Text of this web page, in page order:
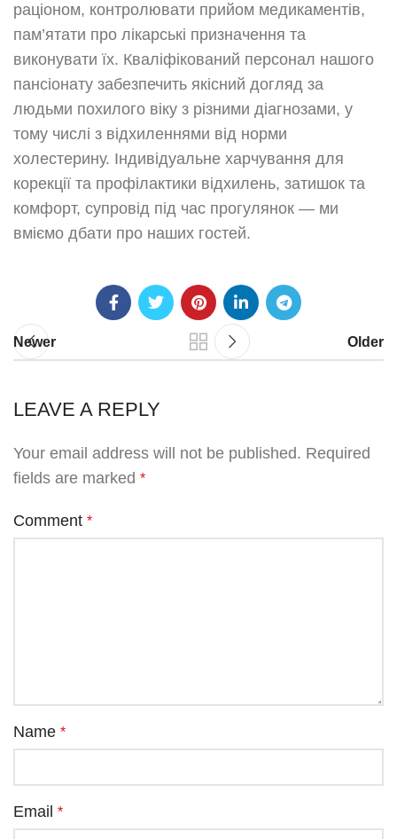
раціоном, контролювати прийом медикаментів,
пам’ятати про лікарські призначення та
виконувати їх. Кваліфікований персонал нашого
пансіонату забезпечить якісний догляд за
людьми похилого віку з різними діагнозами, у
тому числі з відхиленнями від норми
холестерину. Індивідуальне харчування для
корекції та профілактики відхилень, затишок та
комфорт, супровід під час прогулянок — ми
вміємо дбати про наших гостей.
Newer Older
LEAVE A REPLY
Your email address will not be published. Required
fields are marked *
Comment *
Name *
Email *